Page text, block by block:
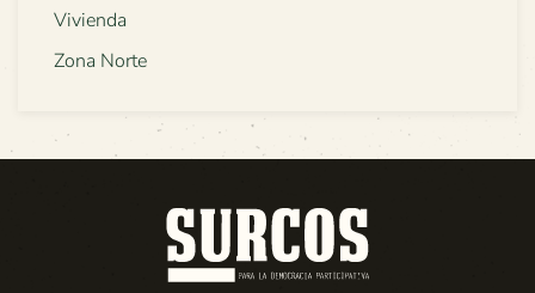
Vivienda
Zona Norte